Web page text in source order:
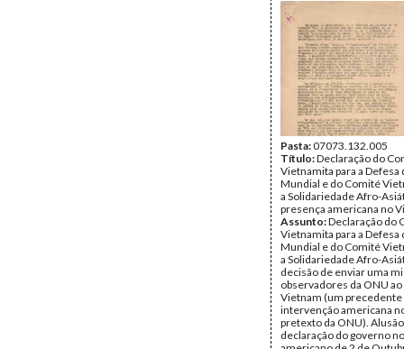
Pasta:07073.132.005
Título:Declaração do
Vietnamita para a Defesa
Mundial e do Comité
a Solidariedade Afro-
presença americana no
Assunto:Declaração do
Vietnamita para a Defesa
Mundial e do Comité
a Solidariedade Afro-
decisão de enviar uma
observadores da ONU ao
Vietnam (um precedente
intervenção americana
pretexto da ONU).
declaração do governo